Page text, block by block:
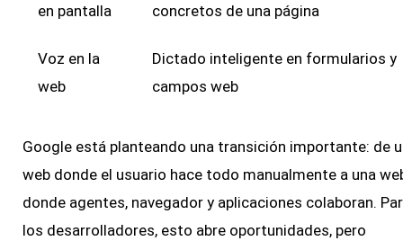
en pantalla
concretos de una página
Voz en la
web
Dictado inteligente en formularios y
campos web
Google está planteando una transición importante: de
web donde el usuario hace todo manualmente a una
donde agentes, navegador y aplicaciones colaboran.
los desarrolladores, esto abre oportunidades, pero